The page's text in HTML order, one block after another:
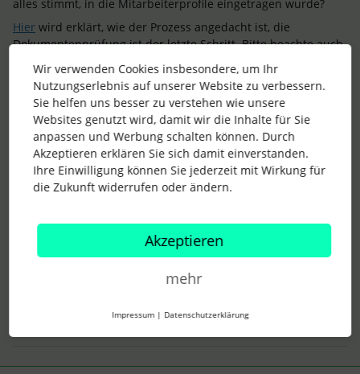
alles stimmt, in die Mitarbeiterprofile eingetragen wurde?
Hier wird erklärt, wie der Prozess angedacht ist, die
Dokumentenprüfung ist der letzte Schritt. Bitte beachte auch,
sobald die Lohnbuchhaltung einmal freigegeben ist, sind die
Daten in der Lohnbuchhaltung “gefreezed”, weitere
Änderungen müssen dann per E-Mail ans Lohnbüro geschickt
werden. Also wenn ihr das einmal komplett vorher prüfen
möchtet, solltet ihr es vor der Freigabe tun, dann könnt ihr
noch Änderungen vornehmen. Falls das notwendig ist, denkt
bitte auch daran, dass ihr die Änderung ab dem korrekten
Datum in der Historie eintragt.
Es wäre auch schön, wenn andere Community Mitglieder ihre
Erfahrungen und Praxistipps hier teilen könnten. :)
Wir verwenden Cookies insbesondere, um Ihr
Nutzungserlebnis auf unserer Website zu verbessern.
Sie helfen uns besser zu verstehen wie unsere
Websites genutzt wird, damit wir die Inhalte für Sie
anpassen und Werbung schalten können. Durch
Akzeptieren erklären Sie sich damit einverstanden.
Ihre Einwilligung können Sie jederzeit mit Wirkung für
die Zukunft widerrufen oder ändern.
Akzeptieren
mehr
Impressum | Datenschutzerklärung